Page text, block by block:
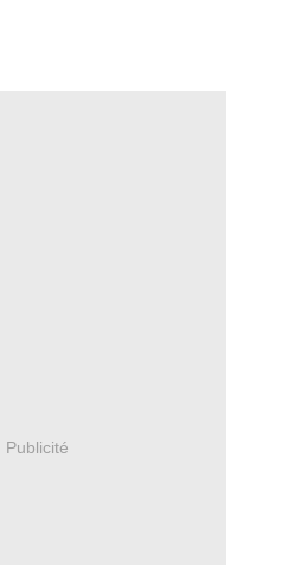
Publicité